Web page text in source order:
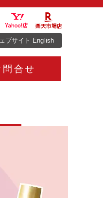
ブサイト English
問合せ